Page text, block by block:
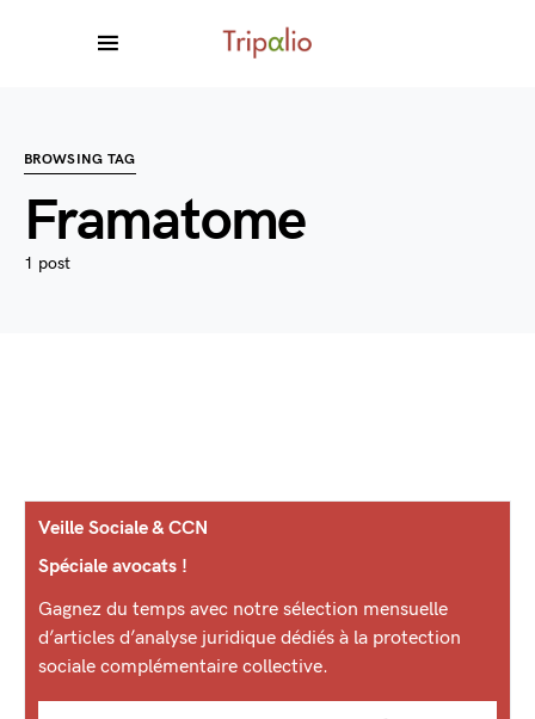
BROWSING TAG
Framatome
1 post
Veille Sociale & CCN
Spéciale avocats !
Gagnez du temps avec notre sélection mensuelle
d’articles d’analyse juridique dédiés à la protection
sociale complémentaire collective.